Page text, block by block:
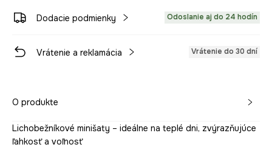
Dodacie podmienky Odoslanie aj do 24 hodín
Vrátenie a reklamácia Vrátenie do 30 dní
O produkte
Lichobežníkové minišaty – ideálne na teplé dni, zvýrazňujúce
ľahkosť a voľnosť